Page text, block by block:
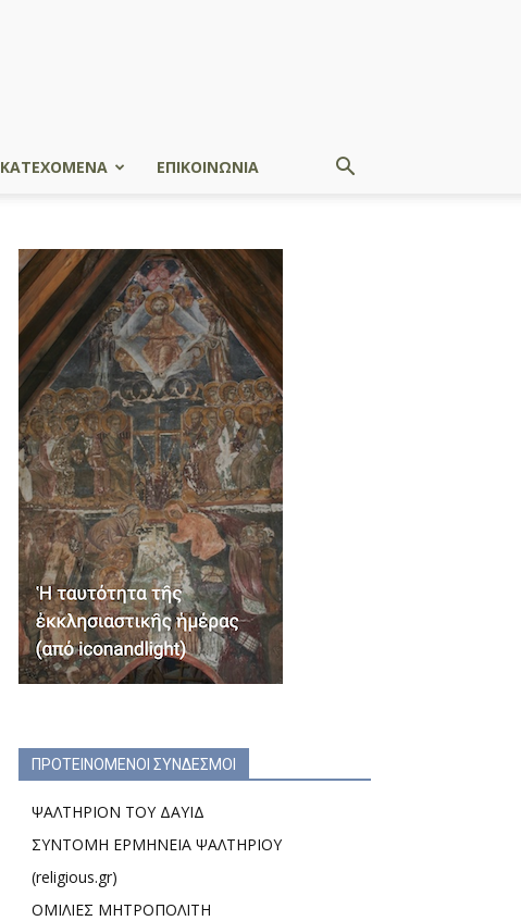
ΚΑΤΕΧΟΜΕΝΑ ΕΠΙΚΟΙΝΩΝΙΑ
ΠΡΟΤΕΙΝΟΜΕΝΟΙ ΣΥΝΔΕΣΜΟΙ
ΨΑΛΤΗΡΙΟΝ ΤΟΥ ΔΑΥΙΔ
ΣΥΝΤΟΜΗ ΕΡΜΗΝΕΙΑ ΨΑΛΤΗΡΙΟΥ
(religious.gr)
ΟΜΙΛΙΕΣ ΜΗΤΡΟΠΟΛΙΤΗ